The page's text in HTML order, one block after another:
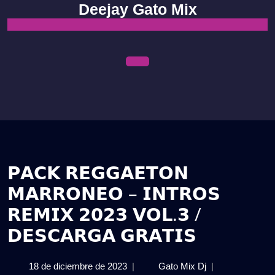
content
Deejay Gato Mix
𝗣𝗔𝗖𝗞 𝗥𝗘𝗚𝗚𝗔𝗘𝗧𝗢𝗡
𝗠𝗔𝗥𝗥𝗢𝗡𝗘𝗢 – 𝗜𝗡𝗧𝗥𝗢𝗦
𝗥𝗘𝗠𝗜𝗫 𝟮𝟬𝟮𝟯 𝗩𝗢𝗟.𝟯 /
𝗗𝗘𝗦𝗖𝗔𝗥𝗚𝗔 𝗚𝗥𝗔𝗧𝗜𝗦
18 de diciembre de 202318| Gato Mix Dj𝗣𝗔𝗖𝗞
|